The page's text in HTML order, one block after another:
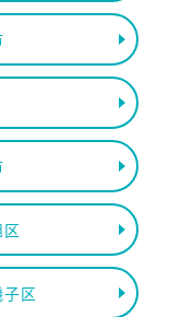
区